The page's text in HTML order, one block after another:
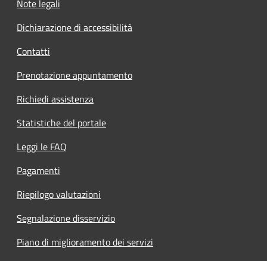
Note legali
Dichiarazione di accessibilità
Contatti
Prenotazione appuntamento
Richiedi assistenza
Statistiche del portale
Leggi le FAQ
Pagamenti
Riepilogo valutazioni
Segnalazione disservizio
Piano di miglioramento dei servizi